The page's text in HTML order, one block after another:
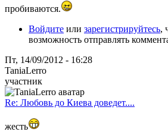
пробиваются.
Войдите или зарегистрируйтесь,
возможность отправлять
Пт, 14/09/2012 - 16:28
TaniaLerro
участник
Re: Любовь до Киева доведет....
жесть